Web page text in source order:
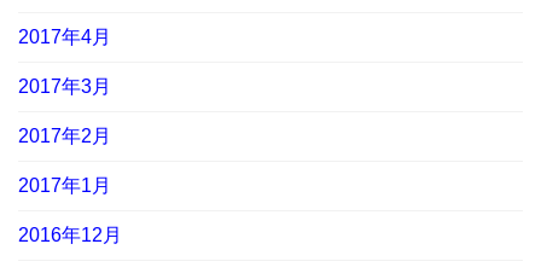
2017年4月
2017年3月
2017年2月
2017年1月
2016年12月